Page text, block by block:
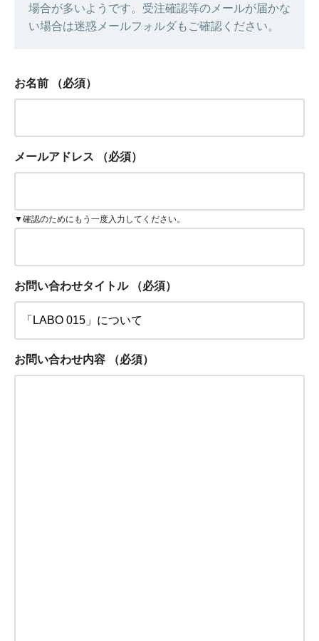
場合が多いようです。受注確認等のメールが届かな
い場合は迷惑メールフォルダもご確認ください。
お名前 （必須）
メールアドレス （必須）
▼確認のためにもう一度入力してください。
お問い合わせタイトル （必須）
お問い合わせ内容 （必須）